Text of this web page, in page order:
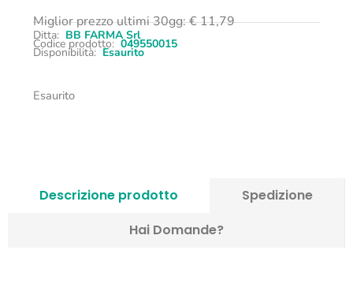
Miglior prezzo ultimi 30gg:€11,79
Ditta: BB FARMA Srl
Codice prodotto: 049550015
Disponibilità: Esaurito
Esaurito
Descrizione prodotto
Spedizione
Hai Domande?